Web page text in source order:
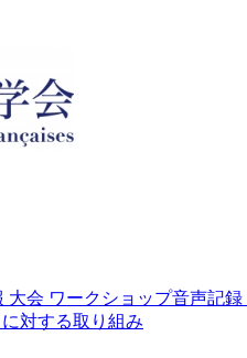
大会 ワークショップ音声記録
対する取り組み